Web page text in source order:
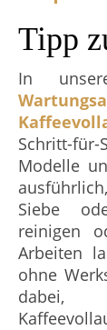
Tipp
In
Schritt-
Modelle
Siebe
reinigen
Arbeiten
ohne
dabei,